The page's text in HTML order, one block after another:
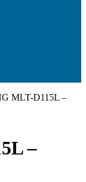
MLT-D115L –
–